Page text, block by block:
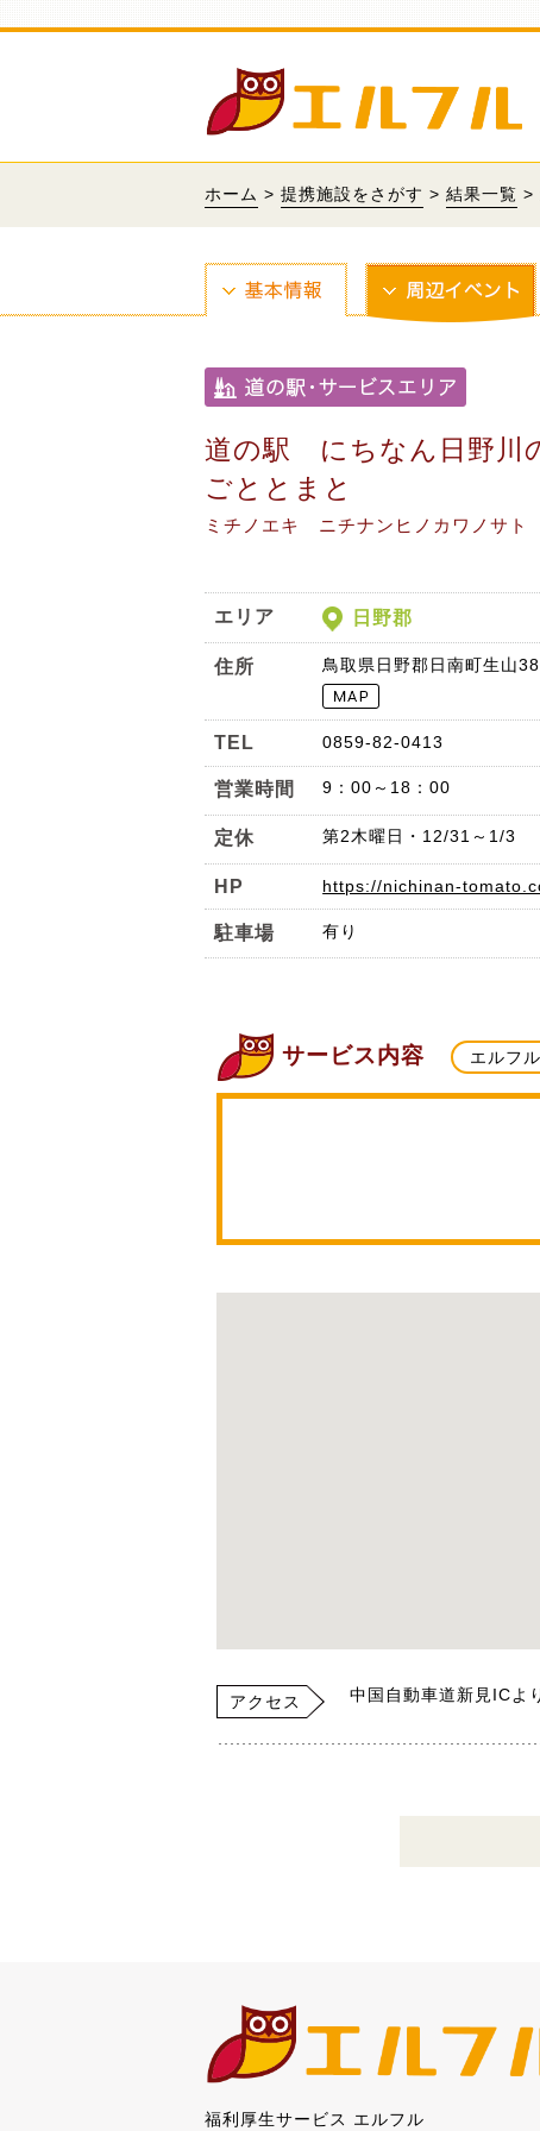
ホーム > 提携施設をさがす > 結果一覧 >
道の駅 にちなん日野川
ごととまと
ミチノエキ ニチナンヒノカワノサト
エリア 日野郡
住所 鳥取県日野郡日南町生山
TEL 0859-82-0413
営業時間 9：00～18：00
定休 第2木曜日・12/31～1/3
HP https://nichinan-
駐車場 有り
サービス内容 エルフ
アクセス 中国自動車道新見ICよ
福利厚生サービス エルフル